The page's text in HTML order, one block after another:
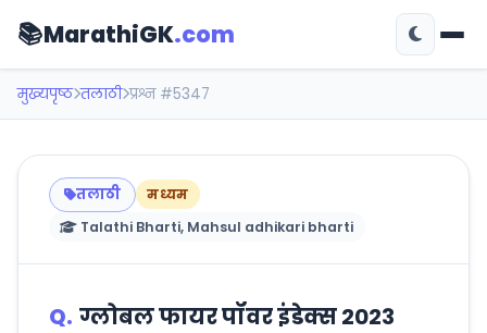
📚MarathiGK.com
मुख्यपृष्ठ तलाठी प्रश्न #5347
तलाठी
मध्यम
Talathi Bharti, Mahsul adhikari bharti
Q. ग्लोबल फायर पॉवर इंडेक्स 2023